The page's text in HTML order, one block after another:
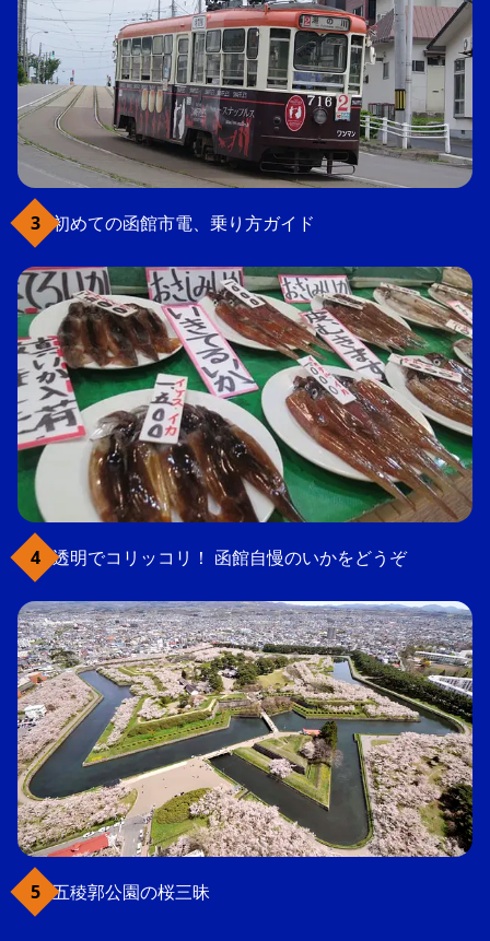
初めての函館市電、乗り方ガイド
透明でコリッコリ！ 函館自慢のいかをどうぞ
五稜郭公園の桜三昧